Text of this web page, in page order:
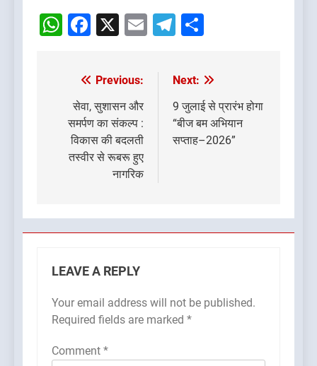
navigation
WhatsApp
Facebook
X EmailTelegram
Post
navigation
Previous:
सेवा, सुशासन और
समर्पण का संकल्प :
विकास की बदलती
तस्वीर से रूबरू हुए
नागरिक
Next:
9 जुलाई से प्रारंभ होगा
“बीज बम अभियान
सप्ताह–2026”
LEAVE A REPLY
Your email address will not be published.
Required fields are marked *
Comment *